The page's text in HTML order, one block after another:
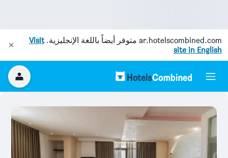
ar.hotelscombined.com متوفر أيضاً باللغة الإنجليزية.Visit
site in English